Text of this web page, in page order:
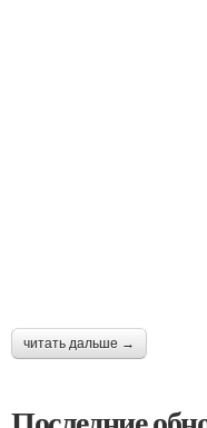
читать дальше →